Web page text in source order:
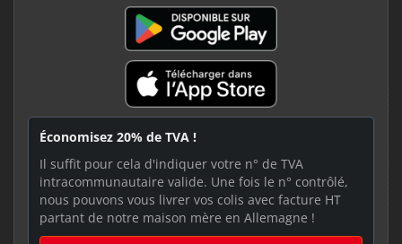
Économisez 20% de TVA !
Il suffit pour cela d'indiquer votre n° de TVA
intracommunautaire valide. Une fois le n° contrôlé,
nous pouvons vous livrer vos colis avec facture HT
partant de notre maison mère en Allemagne !